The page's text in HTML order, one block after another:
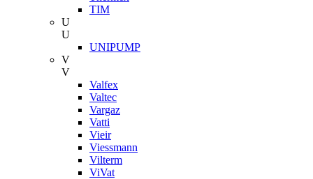
TIM
U
U
UNIPUMP
V
V
Valfex
Valtec
Vargaz
Vatti
Vieir
Viessmann
Vilterm
ViVat